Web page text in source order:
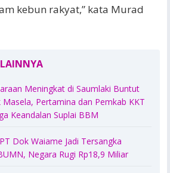
kebun rakyat,” kata Murad
Meningkat di Saumlaki Buntut
Pertamina dan Pemkab KKT
Keandalan Suplai BBM
Dok Waiame Jadi Tersangka
Negara Rugi Rp18,9 Miliar